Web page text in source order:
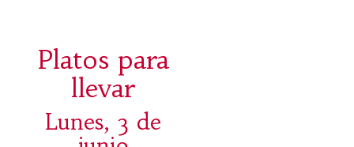
Platos para
llevar
Lunes, 3 de